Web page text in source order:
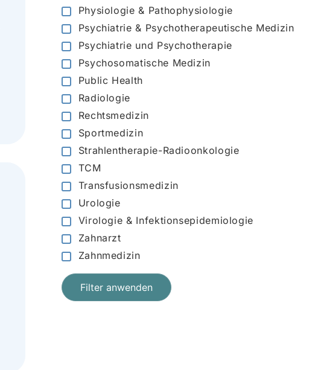
Physiologie & Pathophysiologie
Psychiatrie & Psychotherapeutische Medizin
Psychiatrie und Psychotherapie
Psychosomatische Medizin
Public Health
Radiologie
Rechtsmedizin
Sportmedizin
Strahlentherapie-Radioonkologie
TCM
Transfusionsmedizin
Urologie
Virologie & Infektionsepidemiologie
Zahnarzt
Zahnmedizin
Filter anwenden